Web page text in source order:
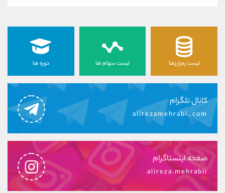
لیست رمزارزها لیست سهام ها دوره ها
کانال تلگرام
alirezamehrabi_com
صفحه اینستاگرام
alireza.mehrabii